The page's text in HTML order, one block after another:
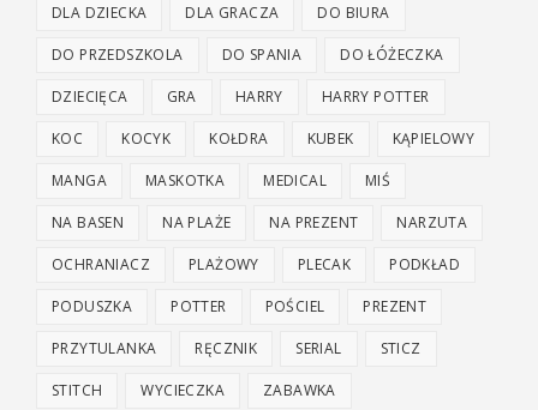
DLA DZIECKA DLA GRACZA DO BIURA
DO PRZEDSZKOLA DO SPANIA DO ŁÓŻECZKA
DZIECIĘCA GRA HARRY HARRY POTTER
KOC KOCYK KOŁDRA KUBEK KĄPIELOWY
MANGA MASKOTKA MEDICAL MIŚ
NA BASEN NA PLAŻE NA PREZENT NARZUTA
OCHRANIACZ PLAŻOWY PLECAK PODKŁAD
PODUSZKA POTTER POŚCIEL PREZENT
PRZYTULANKA RĘCZNIK SERIAL STICZ
STITCH WYCIECZKA ZABAWKA